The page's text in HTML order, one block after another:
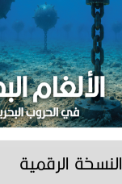
النسخة الرقمية